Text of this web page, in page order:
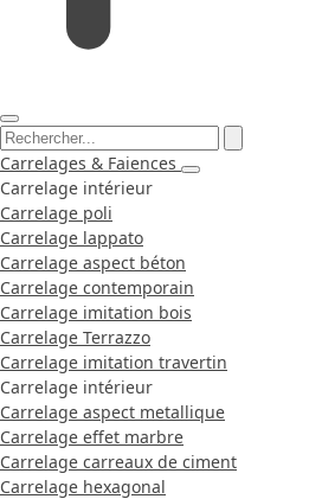
Carrelages & Faiences
Carrelage intérieur
Carrelage poli
Carrelage lappato
Carrelage aspect béton
Carrelage contemporain
Carrelage imitation bois
Carrelage Terrazzo
Carrelage imitation travertin
Carrelage intérieur
Carrelage aspect metallique
Carrelage effet marbre
Carrelage carreaux de ciment
Carrelage hexagonal